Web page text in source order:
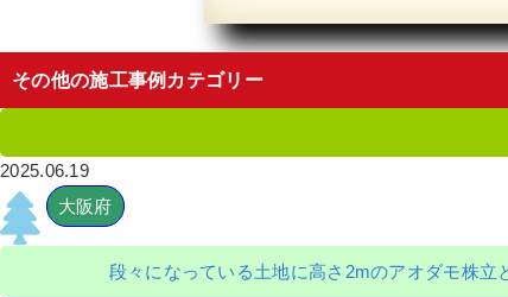
その他の施工事例カテゴリー
2025.06.19
大阪府
段々になっている土地に高さ2mのアオダモ株